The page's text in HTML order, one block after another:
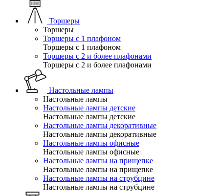
Торшеры
Торшеры
Торшеры с 1 плафоном
Торшеры с 1 плафоном
Торшеры с 2 и более плафонами
Торшеры с 2 и более плафонами
Настольные лампы
Настольные лампы
Настольные лампы детские
Настольные лампы детские
Настольные лампы декоративные
Настольные лампы декоративные
Настольные лампы офисные
Настольные лампы офисные
Настольные лампы на прищепке
Настольные лампы на прищепке
Настольные лампы на струбцине
Настольные лампы на струбцине